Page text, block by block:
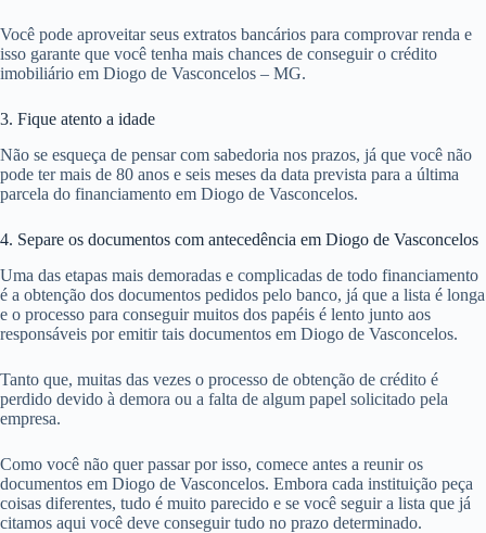
Você pode aproveitar seus extratos bancários para comprovar renda e
isso garante que você tenha mais chances de conseguir o crédito
imobiliário em Diogo de Vasconcelos – MG.
3. Fique atento a idade
Não se esqueça de pensar com sabedoria nos prazos, já que você não
pode ter mais de 80 anos e seis meses da data prevista para a última
parcela do financiamento em Diogo de Vasconcelos.
4. Separe os documentos com antecedência em Diogo de Vasconcelos
Uma das etapas mais demoradas e complicadas de todo financiamento
é a obtenção dos documentos pedidos pelo banco, já que a lista é longa
e o processo para conseguir muitos dos papéis é lento junto aos
responsáveis por emitir tais documentos em Diogo de Vasconcelos.
Tanto que, muitas das vezes o processo de obtenção de crédito é
perdido devido à demora ou a falta de algum papel solicitado pela
empresa.
Como você não quer passar por isso, comece antes a reunir os
documentos em Diogo de Vasconcelos. Embora cada instituição peça
coisas diferentes, tudo é muito parecido e se você seguir a lista que já
citamos aqui você deve conseguir tudo no prazo determinado.